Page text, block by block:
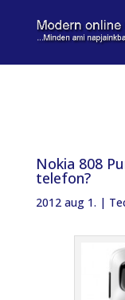
Nokia 808
telefon?
2012 aug 1. |